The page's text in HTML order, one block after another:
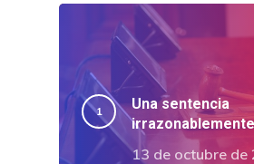
Una sentencia
13 de octubre de